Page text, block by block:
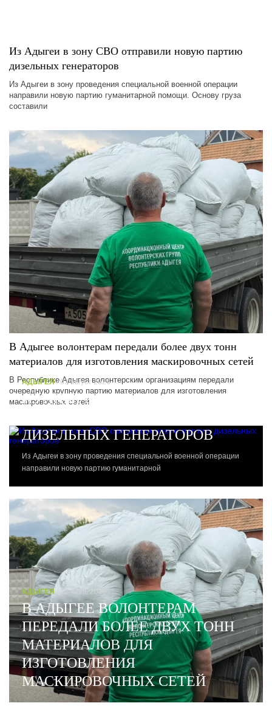
Из Адыгеи в зону СВО отправили новую партию
дизельных генераторов
Из Адыгеи в зону проведения специальной военной операции
направили новую партию гуманитарной помощи. Основу груза
составили
В Адыгее волонтерам передали более двух тонн
материалов для изготовления маскировочных сетей
В Республике Адыгея волонтерским организациям передали
очередную крупную партию материалов для изготовления
маскировочных сетей
АДЫГЕЯ/ 03 август 2026
ИЗ АДЫГЕИ В ЗОНУ СВО
ДИЗЕЛЬНЫХ ГЕНЕРАТОРОВ
Из Адыгеи в зону проведения специальной военной операции
направили новую партию гуманитарной
АДЫГЕЯ / 14 июль 2026
В АДЫГЕЕ ВОЛОНТЕРАМ
ПЕРЕДАЛИ БОЛЕЕ ДВУХ ТОНН
МАТЕРИАЛОВ ДЛЯ
ИЗГОТОВЛЕНИЯ
МАСКИРОВОЧНЫХ СЕТЕЙ